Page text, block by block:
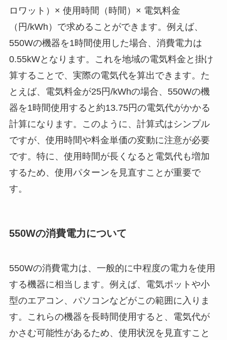
ロワット）× 使用時間（時間）× 電気料金
（円/kWh）で求めることができます。例えば、
550Wの機器を1時間使用した場合、消費電力は
0.55kWとなります。これを地域の電気料金と掛け
算することで、実際の電気代を算出できます。た
とえば、電気料金が25円/kWhの場合、550Wの機
器を1時間使用すると約13.75円の電気代がかかる
計算になります。このように、計算式はシンプル
ですが、使用時間や料金単価の変動に注意が必要
です。特に、使用時間が長くなると電気代も増加
するため、使用パターンを見直すことが重要で
す。
550Wの消費電力について
550Wの消費電力は、一般的に中程度の電力を使用
する機器に相当します。例えば、電気ポットや小
型のエアコン、パソコンなどがこの範囲に入りま
す。これらの機器を長時間使用すると、電気代が
かさむ可能性があるため、使用状況を見直すこと